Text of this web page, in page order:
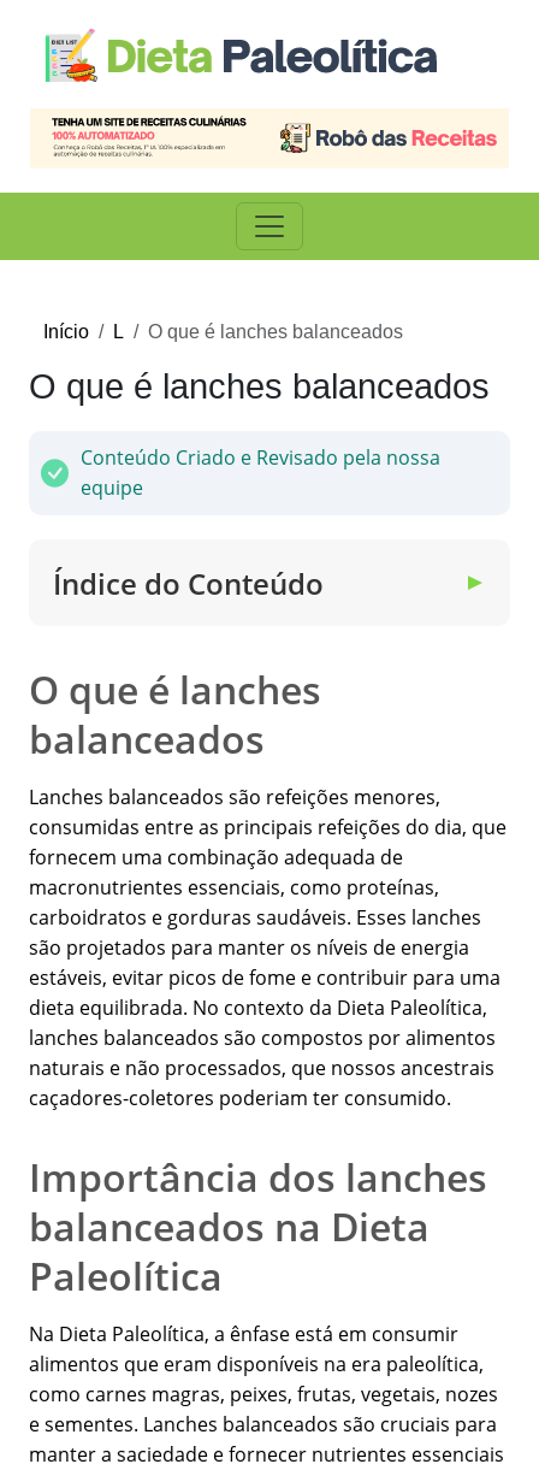
Início L O que é lanches balanceados
O que é lanches balanceados
Conteúdo Criado e Revisado pela nossa
equipe
Índice do Conteúdo ▼
O que é lanches
balanceados
Lanches balanceados são refeições menores,
consumidas entre as principais refeições do dia, que
fornecem uma combinação adequada de
macronutrientes essenciais, como proteínas,
carboidratos e gorduras saudáveis. Esses lanches
são projetados para manter os níveis de energia
estáveis, evitar picos de fome e contribuir para uma
dieta equilibrada. No contexto da Dieta Paleolítica,
lanches balanceados são compostos por alimentos
naturais e não processados, que nossos ancestrais
caçadores-coletores poderiam ter consumido.
Importância dos lanches
balanceados na Dieta
Paleolítica
Na Dieta Paleolítica, a ênfase está em consumir
alimentos que eram disponíveis na era paleolítica,
como carnes magras, peixes, frutas, vegetais, nozes
e sementes. Lanches balanceados são cruciais para
manter a saciedade e fornecer nutrientes essenciais